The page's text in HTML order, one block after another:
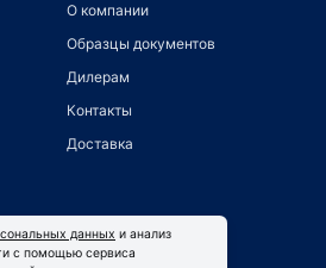
О компании
Образцы документов
Дилерам
Контакты
Доставка
данных и анализ
с помощью сервиса